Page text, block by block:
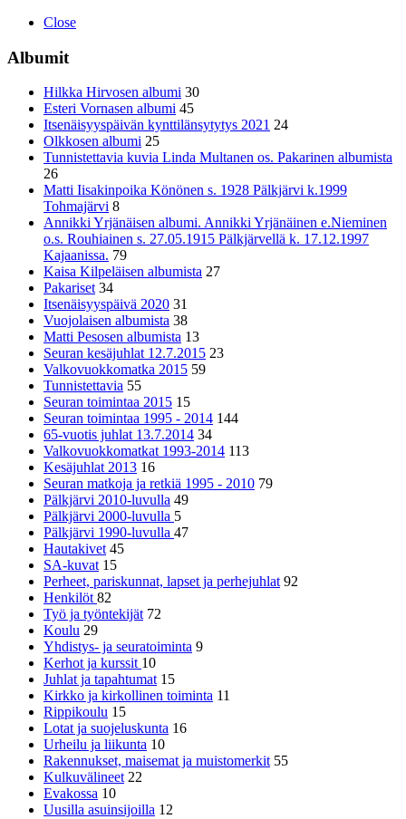
Close
Albumit
Hilkka Hirvosen albumi 30
Esteri Vornasen albumi 45
Itsenäisyyspäivän kynttilänsytytys 2021 24
Olkkosen albumi 25
Tunnistettavia kuvia Linda Multanen os. Pakarinen albumista
26
Matti Iisakinpoika Könönen s. 1928 Pälkjärvi k.1999
Tohmajärvi 8
Annikki Yrjänäisen albumi. Annikki Yrjänäinen e.Nieminen
o.s. Rouhiainen s. 27.05.1915 Pälkjärvellä k. 17.12.1997
Kajaanissa. 79
Kaisa Kilpeläisen albumista 27
Pakariset 34
Itsenäisyyspäivä 2020 31
Vuojolaisen albumista 38
Matti Pesosen albumista 13
Seuran kesäjuhlat 12.7.2015 23
Valkovuokkomatka 2015 59
Tunnistettavia 55
Seuran toimintaa 2015 15
Seuran toimintaa 1995 - 2014 144
65-vuotis juhlat 13.7.2014 34
Valkovuokkomatkat 1993-2014 113
Kesäjuhlat 2013 16
Seuran matkoja ja retkiä 1995 - 2010 79
Pälkjärvi 2010-luvulla 49
Pälkjärvi 2000-luvulla 5
Pälkjärvi 1990-luvulla 47
Hautakivet 45
SA-kuvat 15
Perheet, pariskunnat, lapset ja perhejuhlat 92
Henkilöt82
Työ ja työntekijät 72
Koulu 29
Yhdistys- ja seuratoiminta 9
Kerhot ja kurssit 10
Juhlat ja tapahtumat 15
Kirkko ja kirkollinen toiminta 11
Rippikoulu 15
Lotat ja suojeluskunta 16
Urheilu ja liikunta 10
Rakennukset, maisemat ja muistomerkit 55
Kulkuvälineet 22
Evakossa 10
Uusilla asuinsijoilla 12